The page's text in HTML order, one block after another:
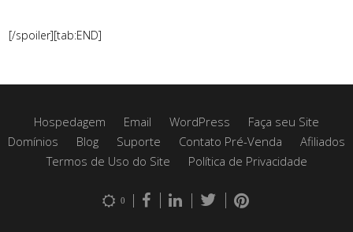
[/spoiler][tab:END]
Hospedagem Email WordPress
Faça seu Site
Domínios
Blog Suporte Contato Pré-Venda
Afiliados
Termos de Uso do Site
Política de Privacidade
0